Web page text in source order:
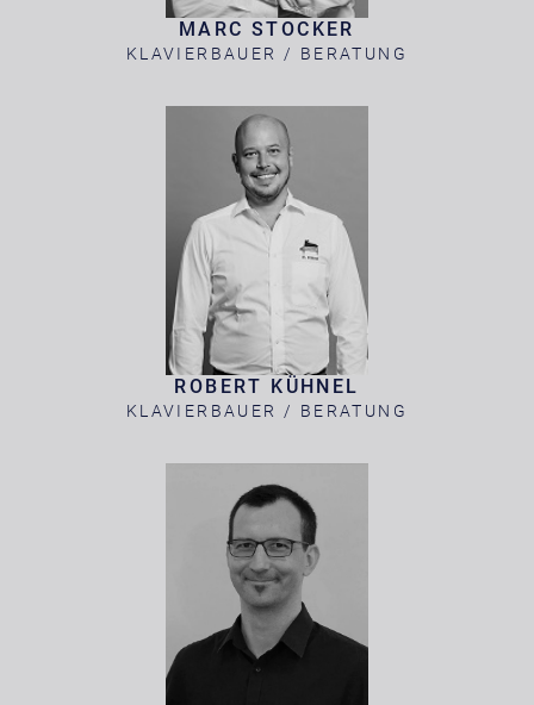
MARC STOCKER
KLAVIERBAUER / BERATUNG
ROBERT KÜHNEL
KLAVIERBAUER / BERATUNG